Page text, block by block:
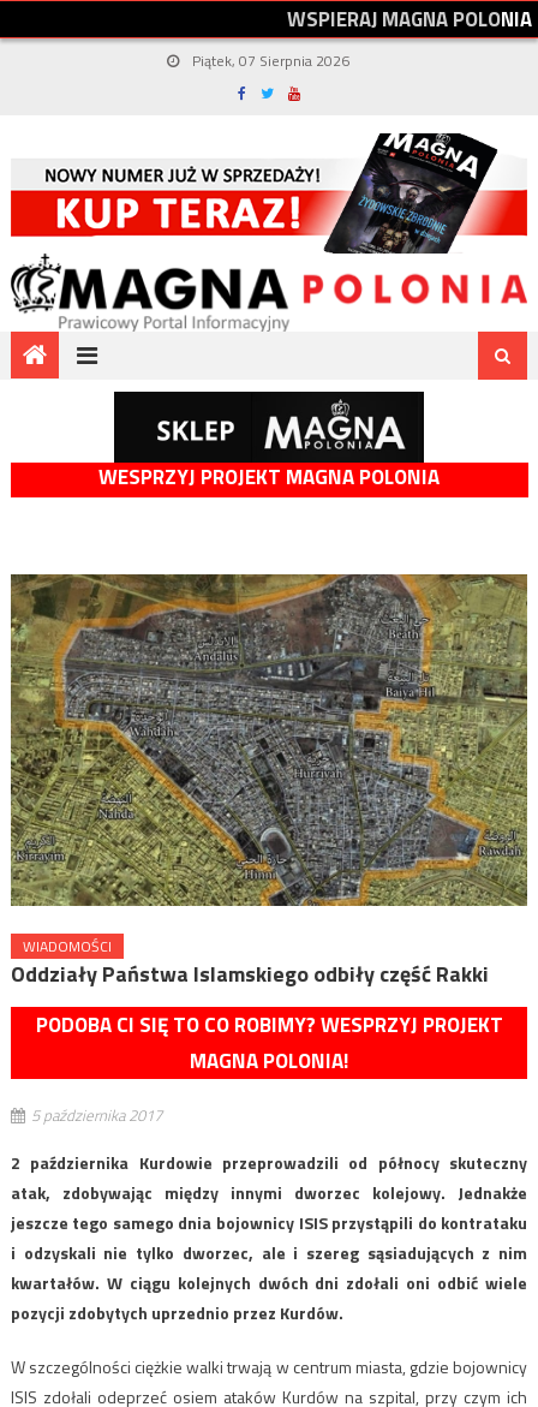
WSPIERAJMAGNAPOLONIA
Piątek, 07 Sierpnia 2026
WESPRZYJ PROJEKT MAGNA POLONIA
WIADOMOŚCI
Oddziały Państwa Islamskiego odbiły część Rakki
PODOBA CI SIĘ TO CO ROBIMY? WESPRZYJ PROJEKT
MAGNA POLONIA!
5 października 2017
2 października Kurdowie przeprowadzili od północy skuteczny
atak, zdobywając między innymi dworzec kolejowy. Jednakże
jeszcze tego samego dnia bojownicy ISIS przystąpili do kontrataku
i odzyskali nie tylko dworzec, ale i szereg sąsiadujących z nim
kwartałów. W ciągu kolejnych dwóch dni zdołali oni odbić wiele
pozycji zdobytych uprzednio przez Kurdów.
W szczególności ciężkie walki trwają w centrum miasta, gdzie bojownicy
ISIS zdołali odeprzeć osiem ataków Kurdów na szpital, przy czym ich